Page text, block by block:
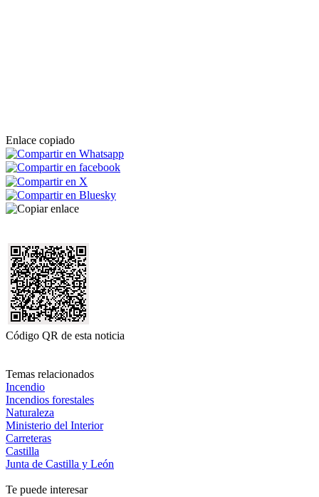
Enlace copiado
Código QR de esta noticia
Temas relacionados
Incendio
Incendios forestales
Naturaleza
Ministerio del Interior
Carreteras
Castilla
Junta de Castilla y León
Te puede interesar